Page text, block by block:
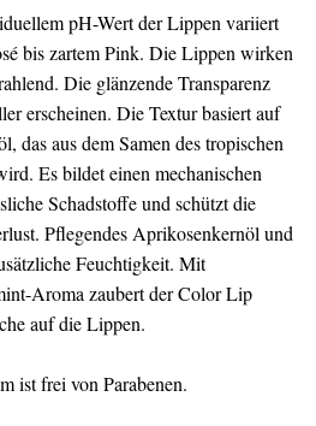
pH-Wert der Lippen variiert
bis zartem Pink. Die Lippen wirken
Die glänzende Transparenz
erscheinen. Die Textur basiert auf
das aus dem Samen des tropischen
Es bildet einen mechanischen
Schadstoffe und schützt die
Pflegendes Aprikosenkernöl und
Feuchtigkeit. Mit
Aroma zaubert der Color Lip
auf die Lippen.
ist frei von Parabenen.